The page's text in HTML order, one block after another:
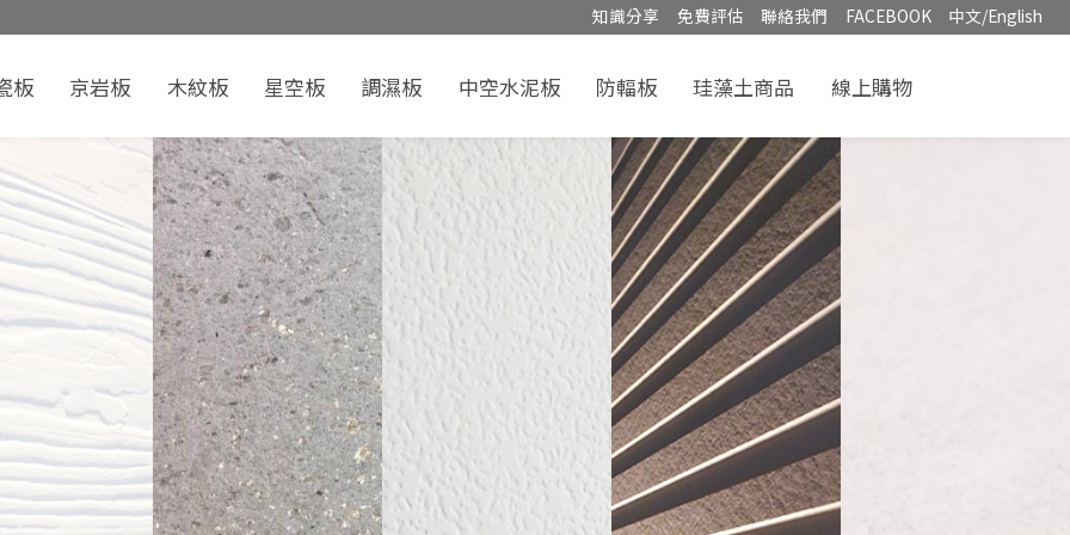
知識分享 免費評估 聯絡我們 FACEBOOK 中文/English
板 京岩板 木紋板 星空板 調濕板 中空水泥板 防輻板 珪藻土商品 線上購物